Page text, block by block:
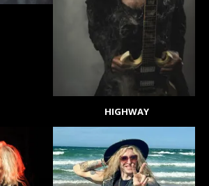
HIGHWAY